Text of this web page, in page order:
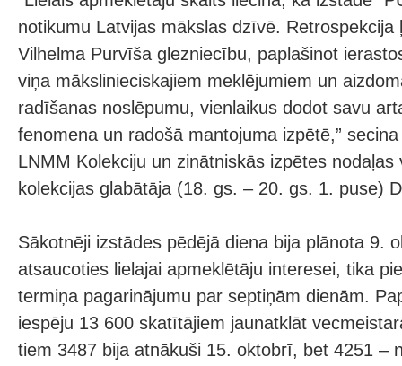
notikumu Latvijas mākslas dzīvē.
Vilhelma Purvīša glezniecību, paplašinot
viņa mākslinieciskajiem meklējumiem un
radīšanas noslēpumu, vienlaikus dodot savu
fenomena un radošā mantojuma izpētē,”
LNMM Kolekciju un zinātniskās izpētes
kolekcijas glabātāja (18. gs. – 20. gs. 1. puse)
Sākotnēji izstādes pēdējā diena bija plānota 9.
atsaucoties lielajai apmeklētāju interesei, tika
termiņa pagarinājumu par septiņām dienām.
iespēju 13 600 skatītājiem jaunatklāt
tiem 3487 bija atnākuši 15. oktobrī, bet 4251 –